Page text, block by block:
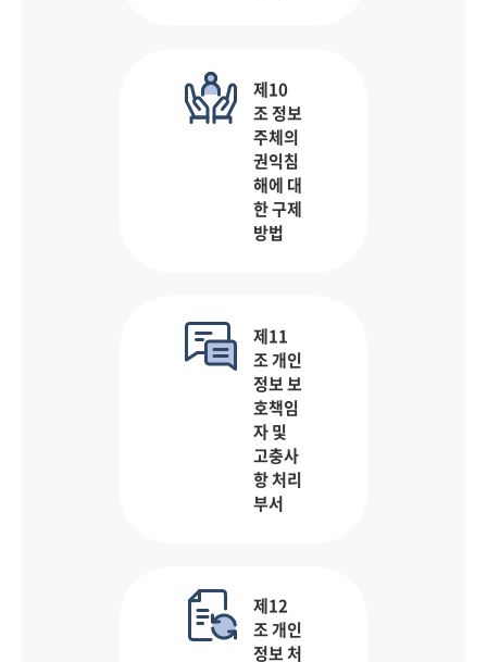
제10
조 정보
주체의
권익침
해에 대
한 구제
방법
제11
조 개인
정보 보
호책임
자 및
고충사
항 처리
부서
제12
조 개인
정보 처